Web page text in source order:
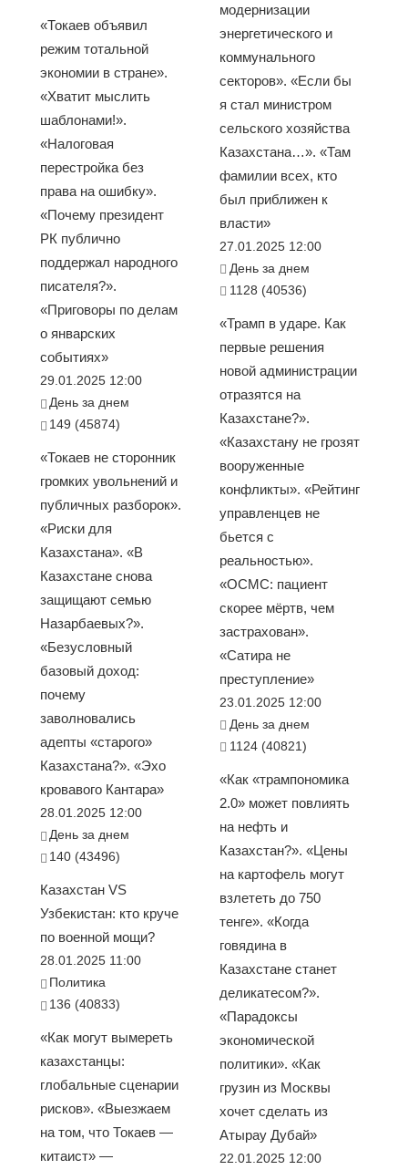
«Токаев объявил
режим тотальной
экономии в стране».
«Хватит мыслить
шаблонами!».
«Налоговая
перестройка без
права на ошибку».
«Почему президент
РК публично
поддержал народного
писателя?».
«Приговоры по делам
о январских
событиях»
29.01.2025 12:00
День за днем
149 (45874)
«Токаев не сторонник
громких увольнений и
публичных разборок».
«Риски для
Казахстана». «В
Казахстане снова
защищают семью
Назарбаевых?».
«Безусловный
базовый доход:
почему
заволновались
адепты «старого»
Казахстана?». «Эхо
кровавого Кантара»
28.01.2025 12:00
День за днем
140 (43496)
Казахстан VS
Узбекистан: кто круче
по военной мощи?
28.01.2025 11:00
Политика
136 (40833)
«Как могут вымереть
казахстанцы:
глобальные сценарии
рисков». «Выезжаем
на том, что Токаев —
китаист» —
модернизации
энергетического и
коммунального
секторов». «Если бы
я стал министром
сельского хозяйства
Казахстана…». «Там
фамилии всех, кто
был приближен к
власти»
27.01.2025 12:00
День за днем
1128 (40536)
«Трамп в ударе. Как
первые решения
новой администрации
отразятся на
Казахстане?».
«Казахстану не грозят
вооруженные
конфликты». «Рейтинг
управленцев не
бьется с
реальностью».
«ОСМС: пациент
скорее мёртв, чем
застрахован».
«Сатира не
преступление»
23.01.2025 12:00
День за днем
1124 (40821)
«Как «трампономика
2.0» может повлиять
на нефть и
Казахстан?». «Цены
на картофель могут
взлететь до 750
тенге». «Когда
говядина в
Казахстане станет
деликатесом?».
«Парадоксы
экономической
политики». «Как
грузин из Москвы
хочет сделать из
Атырау Дубай»
22.01.2025 12:00